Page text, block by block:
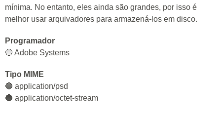
mínima. No entanto, eles ainda são grandes, por isso é
melhor usar arquivadores para armazená-los em disco.
Programador
🔵 Adobe Systems
Tipo MIME
🔵 application/psd
🔵 application/octet-stream